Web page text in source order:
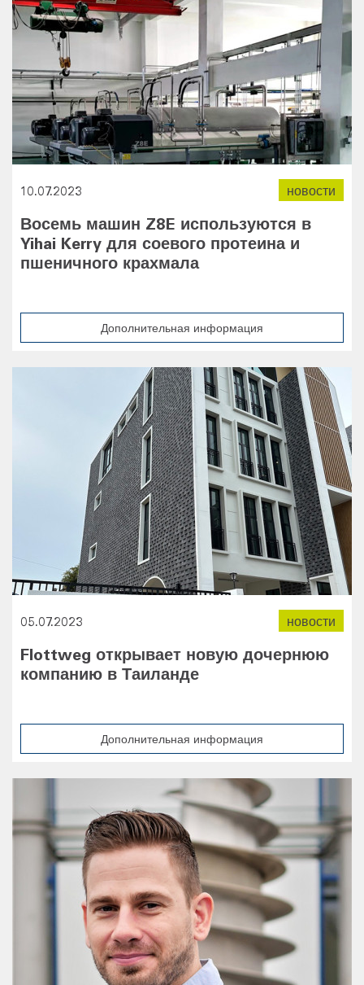
новости
10.07.2023
Восемь машин Z8E используются в
Yihai Kerry для соевого протеина и
пшеничного крахмала
Дополнительная информация
новости
05.07.2023
Flottweg открывает новую дочернюю
компанию в Таиланде
Дополнительная информация